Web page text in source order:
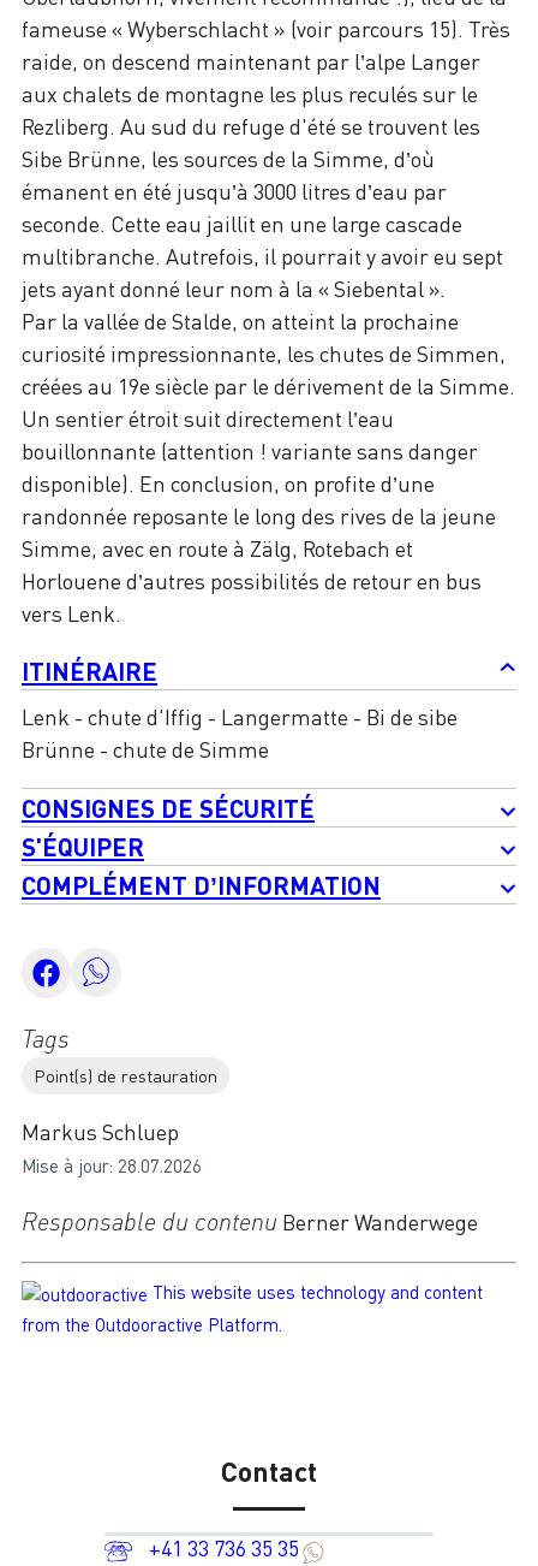
Tags
Point(s) de restauration
Markus Schluep
Mise à jour: 28.07.2026
Responsable du contenu Berner Wanderwege
This website uses technology and content
from the Outdooractive Platform.
fameuse « Wyberschlacht » (voir parcours 15). Très
raide, on descend maintenant par l’alpe Langer
aux chalets de montagne les plus reculés sur le
Rezliberg. Au sud du refuge d'été se trouvent les
Sibe Brünne, les sources de la Simme, d’où
émanent en été jusqu’à 3000 litres d’eau par
seconde. Cette eau jaillit en une large cascade
multibranche. Autrefois, il pourrait y avoir eu sept
jets ayant donné leur nom à la « Siebental ».
Par la vallée de Stalde, on atteint la prochaine
curiosité impressionnante, les chutes de Simmen,
créées au 19e siècle par le dérivement de la Simme.
Un sentier étroit suit directement l’eau
bouillonnante (attention ! variante sans danger
disponible). En conclusion, on profite d’une
randonnée reposante le long des rives de la jeune
Simme, avec en route à Zälg, Rotebach et
Horlouene d’autres possibilités de retour en bus
vers Lenk.
ITINÉRAIRE
Lenk - chute d'Iffig - Langermatte - Bi de sibe
Brünne - chute de Simme
CONSIGNES DE SÉCURITÉ
S'ÉQUIPER
COMPLÉMENT D’INFORMATION
Contact
+41 33 736 35 35